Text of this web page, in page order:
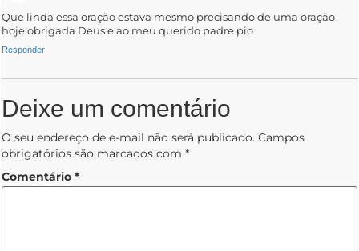
Que linda essa oração estava mesmo precisando de uma oração
hoje obrigada Deus e ao meu querido padre pio
Responder
Deixe um comentário
O seu endereço de e-mail não será publicado. Campos
obrigatórios são marcados com *
Comentário *